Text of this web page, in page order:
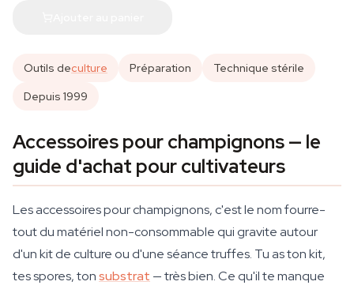
Outils deculture Préparation
Technique stérile
Depuis 1999
Accessoires pour champignons — le
guide d'achat pour cultivateurs
Les accessoires pour champignons, c'est le nom fourre-
tout du matériel non-consommable qui gravite autour
d'un kit de culture ou d'une séance truffes. Tu as ton kit,
tes spores, tonsubstrat — très bien. Ce qu'il te manque